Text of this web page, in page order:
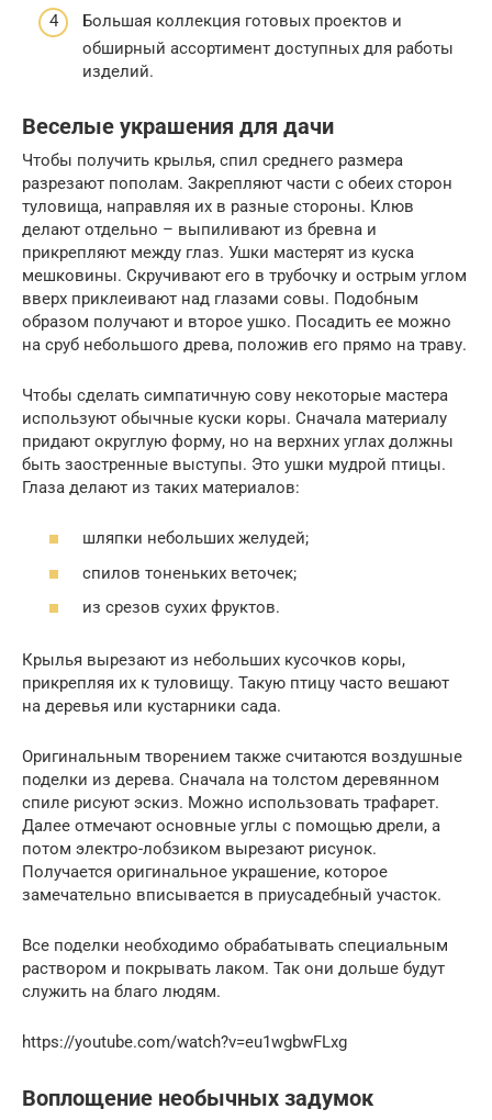
Большая коллекция готовых проектов и
обширный ассортимент доступных для работы
изделий.
Веселые украшения для дачи
Чтобы получить крылья, спил среднего размера
разрезают пополам. Закрепляют части с обеих сторон
туловища, направляя их в разные стороны. Клюв
делают отдельно – выпиливают из бревна и
прикрепляют между глаз. Ушки мастерят из куска
мешковины. Скручивают его в трубочку и острым углом
вверх приклеивают над глазами совы. Подобным
образом получают и второе ушко. Посадить ее можно
на сруб небольшого древа, положив его прямо на траву.
Чтобы сделать симпатичную сову некоторые мастера
используют обычные куски коры. Сначала материалу
придают округлую форму, но на верхних углах должны
быть заостренные выступы. Это ушки мудрой птицы.
Глаза делают из таких материалов:
шляпки небольших желудей;
спилов тоненьких веточек;
из срезов сухих фруктов.
Крылья вырезают из небольших кусочков коры,
прикрепляя их к туловищу. Такую птицу часто вешают
на деревья или кустарники сада.
Оригинальным творением также считаются воздушные
поделки из дерева. Сначала на толстом деревянном
спиле рисуют эскиз. Можно использовать трафарет.
Далее отмечают основные углы с помощью дрели, а
потом электро-лобзиком вырезают рисунок.
Получается оригинальное украшение, которое
замечательно вписывается в приусадебный участок.
Все поделки необходимо обрабатывать специальным
раствором и покрывать лаком. Так они дольше будут
служить на благо людям.
https://youtube.com/watch?v=eu1wgbwFLxg
Воплощение необычных задумок